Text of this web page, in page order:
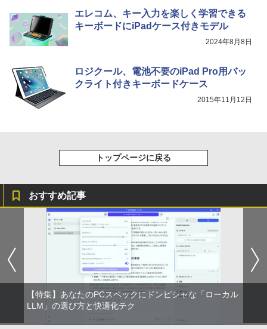
エレコム、キー入力を楽しく学習できる
キーボードにiPadケース付きモデル
2024年8月8日
ロジクール、電池不要のiPad Pro用バッ
クライト付きキーボードケース
2015年11月12日
トップページに戻る
おすすめ記事
【特集】あなたのPCスペックにドンピシャな「ローカル
LLM」の選び方と快適化テク